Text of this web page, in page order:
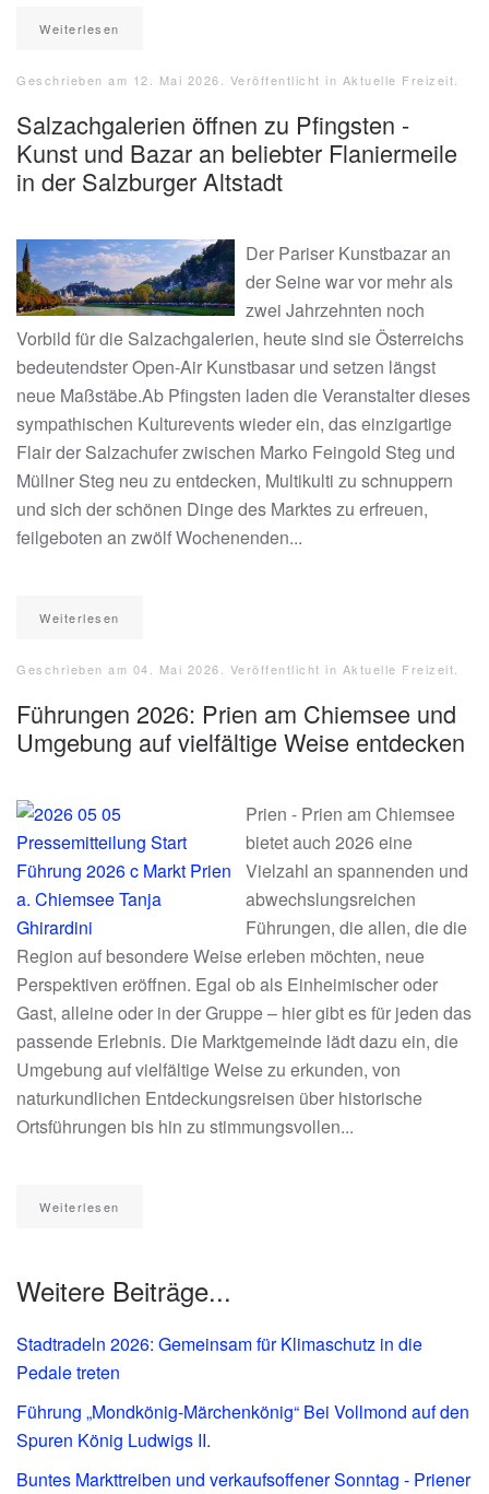
Weiterlesen
Geschrieben am 12. Mai 2026 . Veröffentlicht in Aktuelle Freizeit
Salzachgalerien öffnen zu Pfingsten -
Kunst und Bazar an beliebter Flaniermeile
in der Salzburger Altstadt
Der Pariser Kunstbazar an
der Seine war vor mehr als
zwei Jahrzehnten noch
Vorbild für die Salzachgalerien, heute sind sie Österreichs
bedeutendster Open-Air Kunstbasar und setzen längst
neue Maßstäbe.Ab Pfingsten laden die Veranstalter dieses
sympathischen Kulturevents wieder ein, das einzigartige
Flair der Salzachufer zwischen Marko Feingold Steg und
Müllner Steg neu zu entdecken, Multikulti zu schnuppern
und sich der schönen Dinge des Marktes zu erfreuen,
feilgeboten an zwölf Wochenenden...
Weiterlesen
Geschrieben am 04. Mai 2026 . Veröffentlicht in Aktuelle Freizeit
Führungen 2026: Prien am Chiemsee und
Umgebung auf vielfältige Weise entdecken
Prien - Prien am Chiemsee
bietet auch 2026 eine
Vielzahl an spannenden und
abwechslungsreichen
Führungen, die allen, die die
Region auf besondere Weise erleben möchten, neue
Perspektiven eröffnen. Egal ob als Einheimischer oder
Gast, alleine oder in der Gruppe – hier gibt es für jeden das
passende Erlebnis. Die Marktgemeinde lädt dazu ein, die
Umgebung auf vielfältige Weise zu erkunden, von
naturkundlichen Entdeckungsreisen über historische
Ortsführungen bis hin zu stimmungsvollen...
Weiterlesen
Weitere Beiträge...
Stadtradeln 2026: Gemeinsam für Klimaschutz in die
Pedale treten
Führung „Mondkönig-Märchenkönig“ Bei Vollmond auf den
Spuren König Ludwigs II.
Buntes Markttreiben und verkaufsoffener Sonntag - Priener